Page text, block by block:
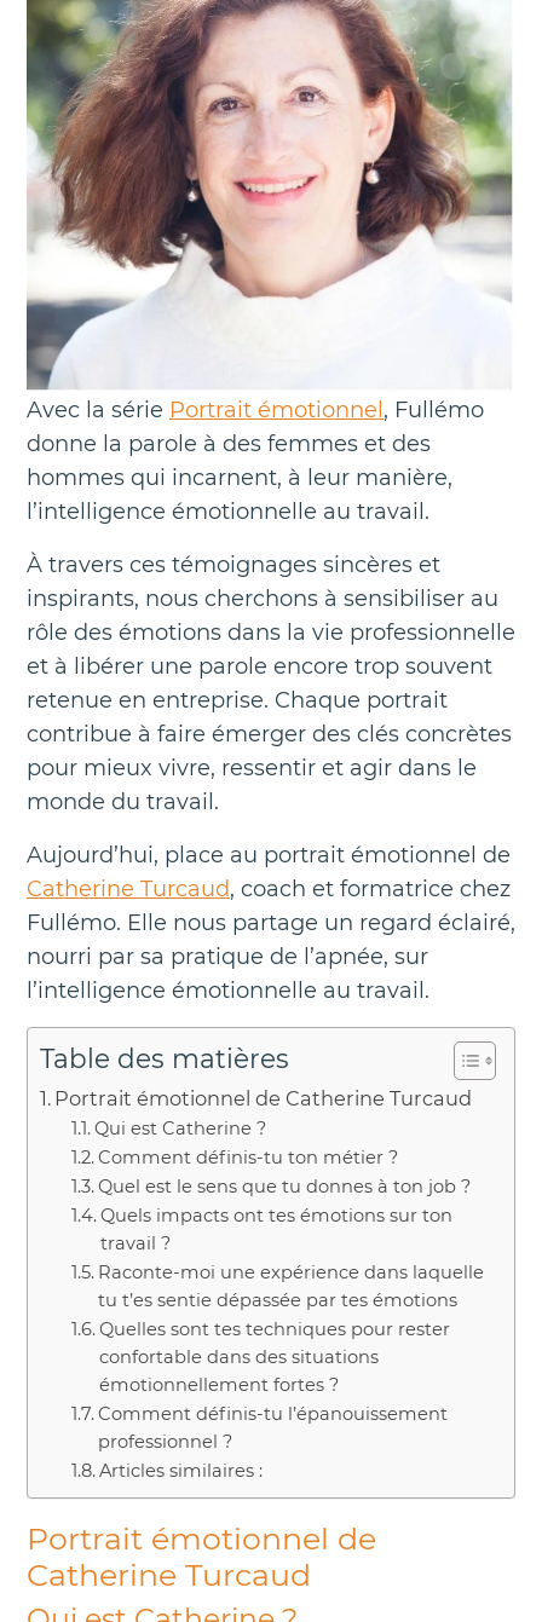
Avec la série Portrait émotionnel , Fullémo
donne la parole à des femmes et des
hommes qui incarnent, à leur manière,
l’intelligence émotionnelle au travail.
À travers ces témoignages sincères et
inspirants, nous cherchons à sensibiliser au
rôle des émotions dans la vie professionnelle
et à libérer une parole encore trop souvent
retenue en entreprise. Chaque portrait
contribue à faire émerger des clés concrètes
pour mieux vivre, ressentir et agir dans le
monde du travail.
Aujourd’hui, place au portrait émotionnel de
Catherine Turcaud, coach et formatrice chez
Fullémo. Elle nous partage un regard éclairé,
nourri par sa pratique de l’apnée, sur
l’intelligence émotionnelle au travail.
Table des matières
Portrait émotionnel de Catherine Turcaud
Qui est Catherine ?
Comment définis-tu ton métier ?
Quel est le sens que tu donnes à ton job ?
Quels impacts ont tes émotions sur ton
travail ?
Raconte-moi une expérience dans laquelle
tu t’es sentie dépassée par tes émotions
Quelles sont tes techniques pour rester
confortable dans des situations
émotionnellement fortes ?
Comment définis-tu l’épanouissement
professionnel ?
Articles similaires :
Portrait émotionnel de
Catherine Turcaud